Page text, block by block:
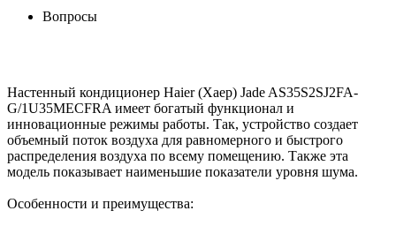
Вопросы
Настенный кондиционер Haier (Хаер) Jade AS35S2SJ2FA-
G/1U35MECFRA имеет богатый функционал и
инновационные режимы работы. Так, устройство создает
объемный поток воздуха для равномерного и быстрого
распределения воздуха по всему помещению. Также эта
модель показывает наименьшие показатели уровня шума.
Особенности и преимущества: